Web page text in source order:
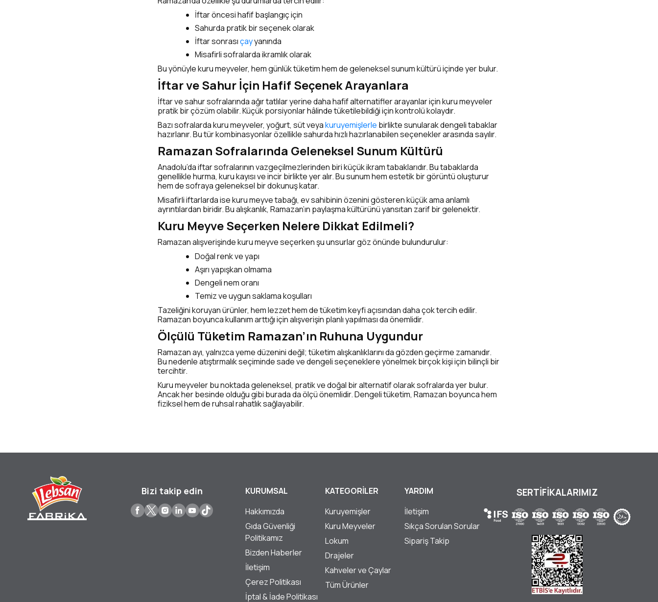
İftar öncesi hafif başlangıç için
Sahurda pratik bir seçenek olarak
İftar sonrasıçayyanında
Misafirli sofralarda ikramlık olarak
Bu yönüyle kuru meyveler, hem günlük tüketim hem de geleneksel sunum kültürü içinde yer bulur.
İftar ve Sahur İçin Hafif Seçenek Arayanlara
İftar ve sahur sofralarında ağır tatlılar yerine daha hafif alternatifler arayanlar için kuru meyveler
pratik bir çözüm olabilir. Küçük porsiyonlar hâlinde tüketilebildiği için kontrolü kolaydır.
Bazı sofralarda kuru meyveler, yoğurt, süt veyakuruyemişlerle birlikte sunularak dengeli tabaklar
hazırlanır. Bu tür kombinasyonlar özellikle sahurda hızlı hazırlanabilen seçenekler arasında sayılır.
Ramazan Sofralarında Geleneksel Sunum Kültürü
Anadolu’da iftar sofralarının vazgeçilmezlerinden biri küçük ikram tabaklarıdır. Bu tabaklarda
genellikle hurma, kuru kayısı ve incir birlikte yer alır. Bu sunum hem estetik bir görüntü oluşturur
hem de sofraya geleneksel bir dokunuş katar.
Misafirli iftarlarda ise kuru meyve tabağı, ev sahibinin özenini gösteren küçük ama anlamlı
ayrıntılardan biridir. Bu alışkanlık, Ramazan’ın paylaşma kültürünü yansıtan zarif bir gelenektir.
Kuru Meyve Seçerken Nelere Dikkat Edilmeli?
Ramazan alışverişinde kuru meyve seçerken şu unsurlar göz önünde bulundurulur:
Doğal renk ve yapı
Aşırı yapışkan olmama
Dengeli nem oranı
Temiz ve uygun saklama koşulları
Tazeliğini koruyan ürünler, hem lezzet hem de tüketim keyfi açısından daha çok tercih edilir.
Ramazan boyunca kullanım arttığı için alışverişin planlı yapılması da önemlidir.
Ölçülü Tüketim Ramazan’ın Ruhuna Uygundur
Ramazan ayı, yalnızca yeme düzenini değil; tüketim alışkanlıklarını da gözden geçirme zamanıdır.
Bu nedenle atıştırmalık seçiminde sade ve dengeli seçeneklere yönelmek birçok kişi için bilinçli bir
tercihtir.
Kuru meyveler bu noktada geleneksel, pratik ve doğal bir alternatif olarak sofralarda yer bulur.
Ancak her besinde olduğu gibi burada da ölçü önemlidir. Dengeli tüketim, Ramazan boyunca hem
fiziksel hem de ruhsal rahatlık sağlayabilir.
Bizi takip edin
KURUMSAL
Hakkımızda
Gıda Güvenliği
Politikamız
Bizden Haberler
İletişim
Çerez Politikası
İptal & İade Politikası
KATEGORİLER
Kuruyemişler
Kuru Meyveler
Lokum
Drajeler
Kahveler ve Çaylar
Tüm Ürünler
YARDIM
İletişim
Sıkça Sorulan Sorular
Sipariş Takip
SERTİFİKALARIMIZ